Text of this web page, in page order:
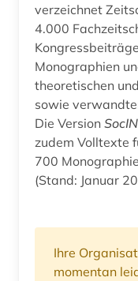
verzeichnet
4.000
Monographien
theoretischen
sowie
Die Version
zudem Volltexte
700
(Stand: Januar
Ihre
momentan